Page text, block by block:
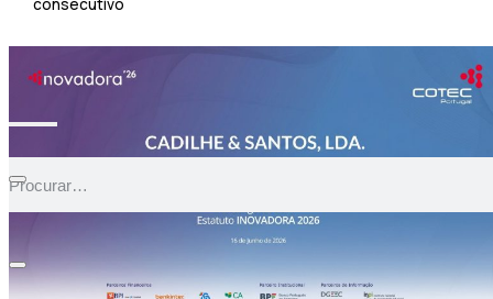
consecutivo